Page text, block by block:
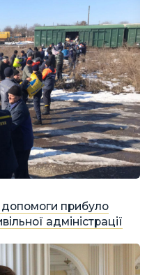
допомоги прибуло
адміністрації